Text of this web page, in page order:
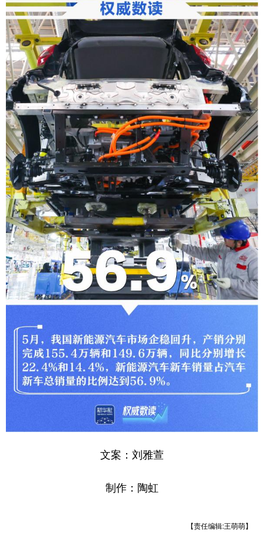
文案：刘雅萱
制作：陶虹
【责任编辑:王萌萌】